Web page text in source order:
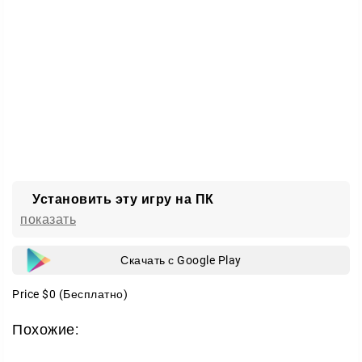
Установить эту игру на ПК
показать
Скачать с Google Play
Price $0 (Бесплатно)
Похожие: